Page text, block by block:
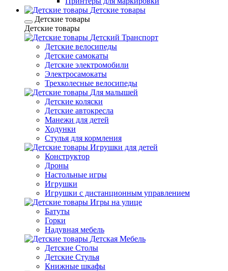
Детские товары
Детские товары
Детские товары
Детский Транспорт
Детские велосипеды
Детские самокаты
Детские электромобили
Электросамокаты
Трехколесные велосипеды
Для малышей
Детские коляски
Детские автокресла
Манежи для детей
Ходунки
Стулья для кормления
Игрушки для детей
Конструктор
Дроны
Настольные игры
Игрушки
Игрушки c дистанционным управлением
Игры на улице
Батуты
Горки
Надувная мебель
Детская Мебель
Детские Столы
Детские Стулья
Книжные шкафы